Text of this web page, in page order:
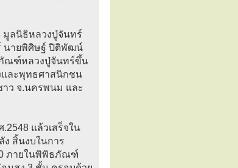
มูลนิธิหลวงปู่จันทร์
นายพิศิษฐ์ ปิติพัฒน์
ภัณฑ์หลวงปู่จันทร์ขึ้น
ละพุทธศาสนิกชน
ว จ.นครพนม และ
แล้วเสร็จใน
ง สิ้นงบในการ
ภายในพิพิธภัณฑ์